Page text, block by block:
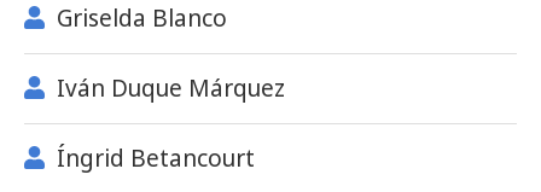
Griselda Blanco
Iván Duque Márquez
Íngrid Betancourt